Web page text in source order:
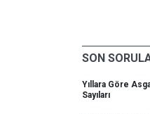
SON
Yıllara Göre
Sayıları